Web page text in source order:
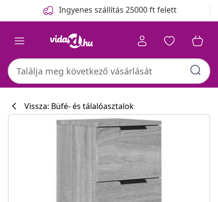
Ingyenes szállítás 25000 ft felett
Vissza: Büfé- és tálalóasztalok